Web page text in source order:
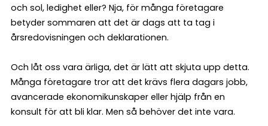
och sol, ledighet eller? Nja, för många företagare
betyder sommaren att det är dags att ta tag i
årsredovisningen och deklarationen.
Och låt oss vara ärliga, det är lätt att skjuta upp detta.
Många företagare tror att det krävs flera dagars jobb,
avancerade ekonomikunskaper eller hjälp från en
konsult för att bli klar. Men så behöver det inte vara.